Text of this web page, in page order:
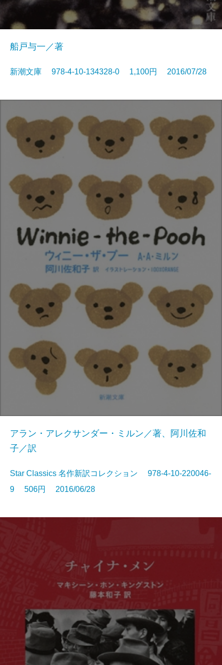
船戸与一／著
新潮文庫 978-4-10-134328-0 1,100円 2016/07/28
アラン・アレクサンダー・ミルン／著、阿川佐和
子／訳
Star Classics 名作新訳コレクション 978-4-10-220046-
9 506円 2016/06/28